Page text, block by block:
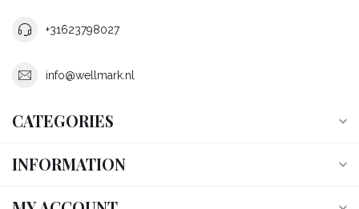
+31623798027
info@wellmark.nl
CATEGORIES
INFORMATION